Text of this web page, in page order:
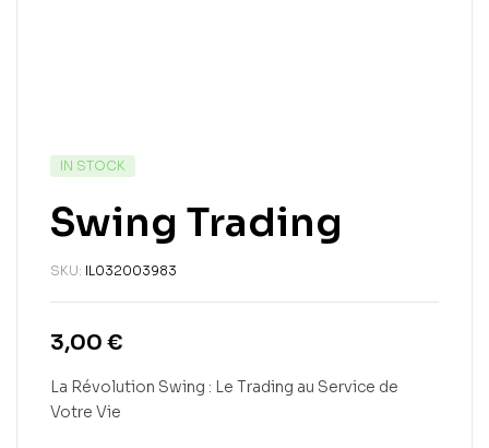
IN STOCK
Swing Trading
SKU: IL032003983
3,00 €
La Révolution Swing : Le Trading au Service de
Votre Vie